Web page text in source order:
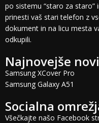
po sistemu “staro za staro”
prinesti vaš stari telefon z
dokument in na licu mesta
odkupili.
Najnovejše
Samsung XCover Pro
Samsung Galaxy A51
Socialna
Všečkajte našo Facebook